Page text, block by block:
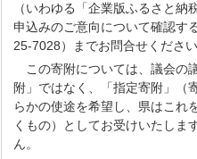
（いわゆる「企業版ふるさと
申込みのご意向について確認す
25-7028）までお問合せください
この寄附については、議会の
附」ではなく、「指定寄附」（
らかの使途を希望し、県はこれ
くもの）としてお受けいたしま
ん。